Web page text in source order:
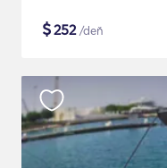
$252/deň